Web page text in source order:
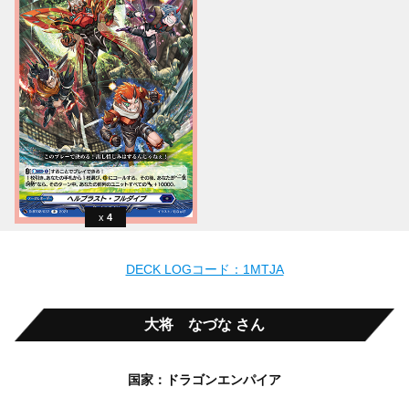
4
DECK LOGコード：1MTJA
大将 なづな さん
国家：ドラゴンエンパイア